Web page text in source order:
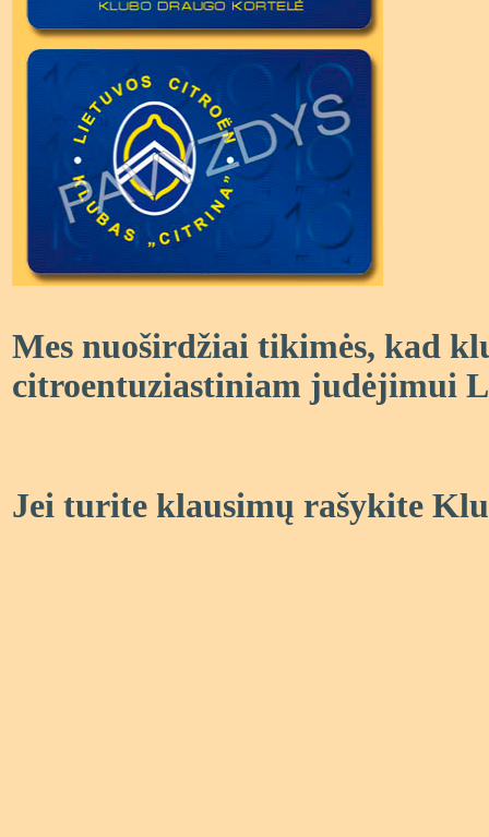
Mes nuoširdžiai tikimės, kad
citroentuziastiniam judėjimui
Jei turite klausimų rašykite